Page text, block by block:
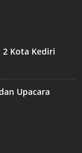
2 Kota Kediri
Upacara